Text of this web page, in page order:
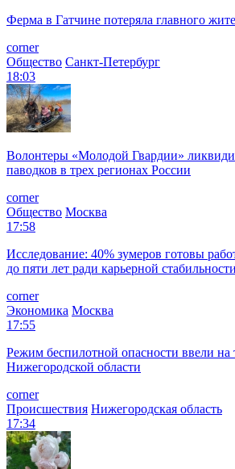
Ферма в Гатчине потеряла главного
corner
Общество Санкт-Петербург
18:03
Волонтеры «Молодой Гвардии»
паводков в трех регионах России
corner
Общество Москва
17:58
Исследование: 40% зумеров готовы
до пяти лет ради карьерной стабильности
corner
Экономика Москва
17:55
Режим беспилотной опасности ввели на
Нижегородской области
corner
Происшествия Нижегородская область
17:34